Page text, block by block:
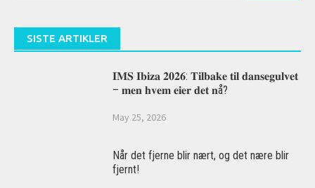
SISTE ARTIKLER
𝐈𝐌𝐒 𝐈𝐛𝐢𝐳𝐚 𝟐𝟎𝟐𝟔: 𝐓𝐢𝐥𝐛𝐚𝐤𝐞 𝐭𝐢𝐥 𝐝𝐚𝐧𝐬𝐞𝐠𝐮𝐥𝐯𝐞𝐭
– 𝐦𝐞𝐧 𝐡𝐯𝐞𝐦 𝐞𝐢𝐞𝐫 𝐝𝐞𝐭 𝐧å?
May 25, 2026
Når det fjerne blir nært, og det nære blir
fjernt!